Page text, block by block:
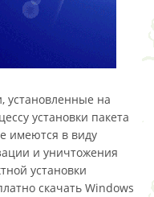
установленные на
установки пакета
имеются в виду
и уничтожения
установки
скачать Windows